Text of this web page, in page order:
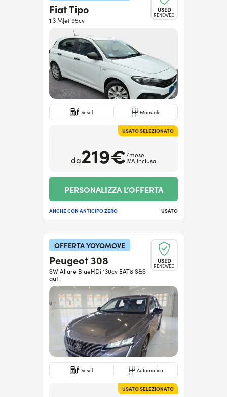
USED
RENEWED
Fiat Tipo
1.3 MJet 95cv
Diesel Manuale
USATO SELEZIONATO
da219€/mese
IVA Inclusa
PERSONALIZZA L’OFFERTA
ANCHE CON ANTICIPO ZERO USATO
OFFERTA YOYOMOVE
USED
RENEWED
Peugeot 308
SW Allure BlueHDi 130cv EAT8 S&S
aut.
Diesel Automatico
USATO SELEZIONATO